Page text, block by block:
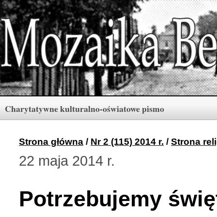
Charytatywne kulturalno-oświatowe pismo
Rubryki
Berdyczów w kronikach
Numery
1 (164) 2026 r. (10)
Menu
Polski informator
Strona główna / Nr 2 (115) 2014 r. / Strona
22 maja 2014 r.
Potrzebujemy